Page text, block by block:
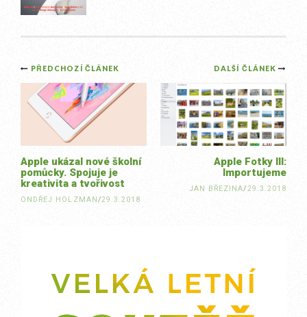
Post
navigation
DALŠÍ ČLÁNEK
Apple Fotky III:
Importujeme
JAN BŘEZINA/29.3.2018
PŘEDCHOZÍ ČLÁNEK
Apple ukázal nové školní
pomůcky. Spojuje je
kreativita a tvořivost
ONDŘEJ HOLZMAN/29.3.2018